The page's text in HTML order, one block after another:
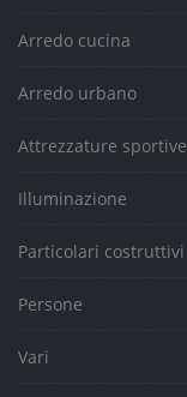
Arredo cucina
Arredo urbano
Attrezzature sportive
Illuminazione
Particolari costruttivi
Persone
Vari